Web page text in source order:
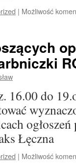
| Możliwość
16.00 do
Łęczna
| Możliwość